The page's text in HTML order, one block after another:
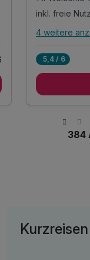
inkl. freie
Alle
4 x
zu vielen
4 weitere
5,4 / 6
384